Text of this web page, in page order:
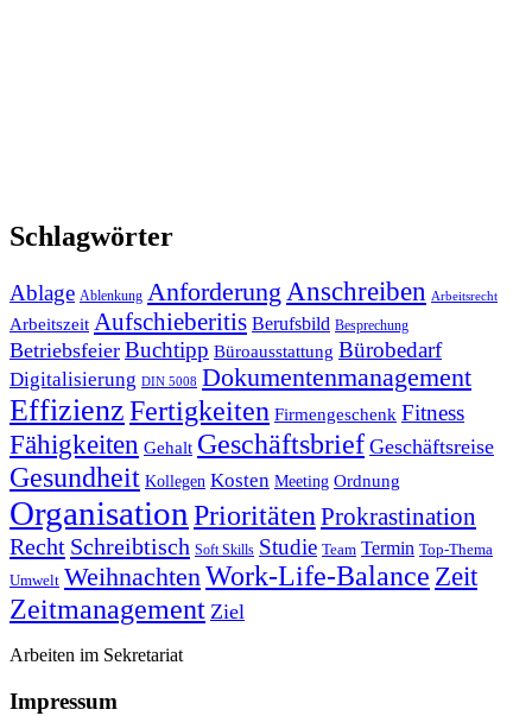
Schlagwörter
Ablage Ablenkung Anforderung Anschreiben Arbeitsrecht
Arbeitszeit Aufschieberitis Berufsbild Besprechung
Betriebsfeier Buchtipp Büroausstattung Bürobedarf
Digitalisierung DIN 5008 Dokumentenmanagement
EffizienzFertigkeiten Firmengeschenk Fitness
Fähigkeiten Gehalt Geschäftsbrief Geschäftsreise
Gesundheit Kollegen Kosten Meeting Ordnung
Organisation PrioritätenProkrastination
Recht Schreibtisch Soft Skills Studie Team Termin Top-Thema
Umwelt WeihnachtenWork-Life-Balance Zeit
Zeitmanagement Ziel
Arbeiten im Sekretariat
Impressum